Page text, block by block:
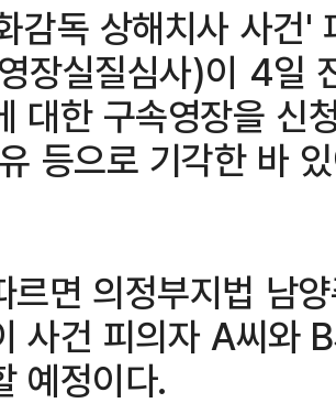
감독 상해치사 사건
장실질심사)이 4일
대한 구속영장을 신
등으로 기각한 바
르면 의정부지법 남
사건 피의자 A씨와
예정이다.